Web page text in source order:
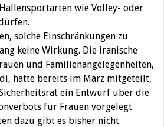
wie Volley- oder
solche Einschränkungen zu
keine Wirkung. Die iranische
und Familienangelegenheiten,
hatte bereits im März mitgeteilt,
ein Entwurf über die
für Frauen vorgelegt
dazu gibt es bisher nicht.